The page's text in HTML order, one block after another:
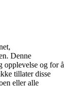
Denne
opplevelse og for å
tillater disse
eller alle